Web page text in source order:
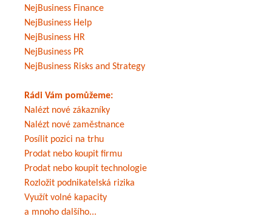
NejBusiness Finance
NejBusiness Help
NejBusiness HR
NejBusiness PR
NejBusiness Risks and Strategy
Rádi Vám pomůžeme:
Nalézt nové zákazníky
Nalézt nové zaměstnance
Posílit pozici na trhu
Prodat nebo koupit firmu
Prodat nebo koupit technologie
Rozložit podnikatelská rizika
Využít volné kapacity
a mnoho dalšího...